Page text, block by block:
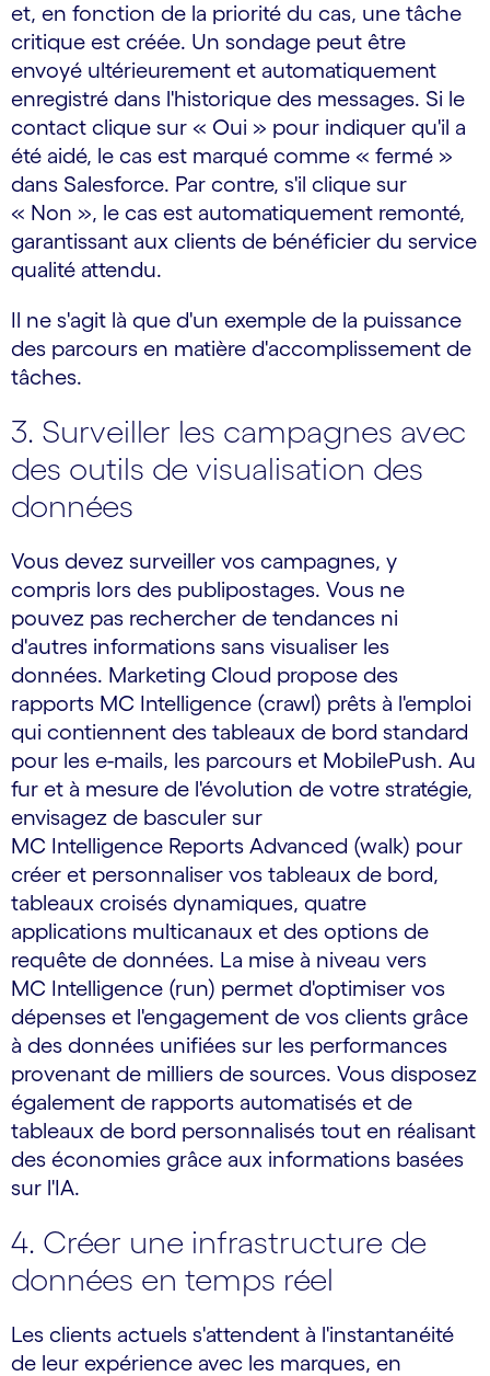
et, en fonction de la priorité du cas, une tâche
critique est créée. Un sondage peut être
envoyé ultérieurement et automatiquement
enregistré dans l'historique des messages. Si le
contact clique sur « Oui » pour indiquer qu'il a
été aidé, le cas est marqué comme « fermé »
dans Salesforce. Par contre, s'il clique sur
« Non », le cas est automatiquement remonté,
garantissant aux clients de bénéficier du service
qualité attendu.
Il ne s'agit là que d'un exemple de la puissance
des parcours en matière d'accomplissement de
tâches.
3. Surveiller les campagnes avec
des outils de visualisation des
données
Vous devez surveiller vos campagnes, y
compris lors des publipostages. Vous ne
pouvez pas rechercher de tendances ni
d'autres informations sans visualiser les
données. Marketing Cloud propose des
rapports MC Intelligence (crawl) prêts à l'emploi
qui contiennent des tableaux de bord standard
pour les e-mails, les parcours et MobilePush. Au
fur et à mesure de l'évolution de votre stratégie,
envisagez de basculer sur
MC Intelligence Reports Advanced (walk) pour
créer et personnaliser vos tableaux de bord,
tableaux croisés dynamiques, quatre
applications multicanaux et des options de
requête de données. La mise à niveau vers
MC Intelligence (run) permet d'optimiser vos
dépenses et l'engagement de vos clients grâce
à des données unifiées sur les performances
provenant de milliers de sources. Vous disposez
également de rapports automatisés et de
tableaux de bord personnalisés tout en réalisant
des économies grâce aux informations basées
sur l'IA.
4. Créer une infrastructure de
données en temps réel
Les clients actuels s'attendent à l'instantanéité
de leur expérience avec les marques, en